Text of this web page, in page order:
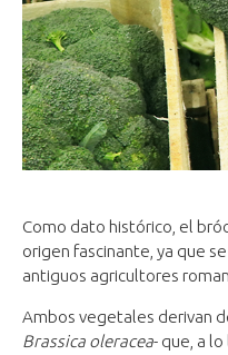
Como dato histórico, el
origen fascinante, ya que
antiguos agricultores
Ambos vegetales derivan
Brassica oleracea- que, a